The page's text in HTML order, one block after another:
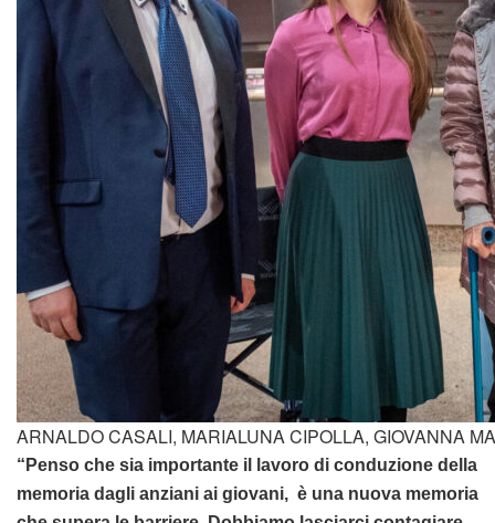
ARNALDO CASALI, MARIALUNA CIPOLLA, GIOVANNA
“Penso che sia importante il lavoro di conduzione della
memoria dagli anziani ai giovani, è una nuova memoria